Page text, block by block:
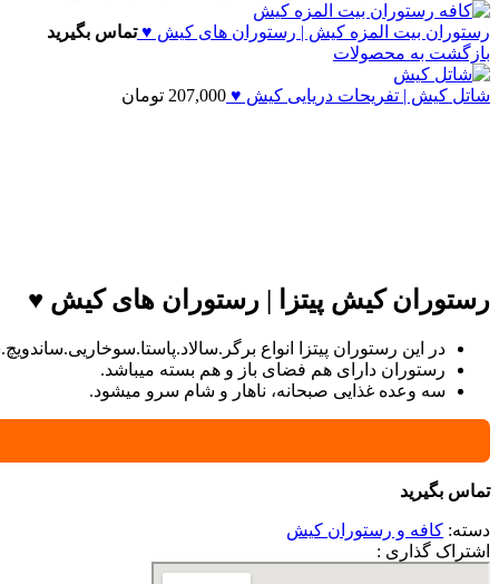
رستوران بیت المزه کیش | رستوران های کیش ♥تماس بگیرید
بازگشت به محصولات
شاتل کیش | تفریحات دریایی کیش ♥ 207,000 تومان
رستوران کیش پیتزا | رستوران های کیش ♥
در این رستوران پیتزا انواع
رستوران دارای هم فضای باز و هم بسته میباشد.
سه وعده غذایی صبحانه، ناهار و شام سرو میشود.
تماس بگیرید
دسته: کافه و رستوران کیش
اشتراک گذاری :